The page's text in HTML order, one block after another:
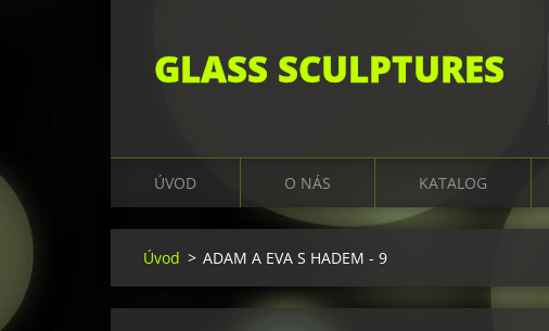
GLASS SCULPTURES
ÚVOD O NÁS KATALOG
Úvod > ADAM A EVA S HADEM - 9